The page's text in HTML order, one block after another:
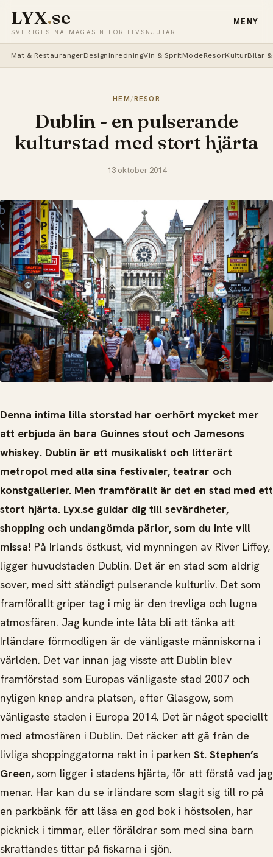
LYX.se
SVERIGES NÄTMAGASIN FÖR LIVSNJUTARE
MENY
Mat & RestaurangerDesignInredningVin & SpritModeResorKulturBilar
HEM/RESOR
Dublin - en pulserande
kulturstad med stort hjärta
13 oktober 2014
Denna intima lilla storstad har oerhört mycket mer
att erbjuda än bara Guinnes stout och Jamesons
whiskey. Dublin är ett musikaliskt och litterärt
metropol med alla sina festivaler, teatrar och
konstgallerier. Men framförallt är det en stad med ett
stort hjärta. Lyx.se guidar dig till sevärdheter,
shopping och undangömda pärlor, som du inte vill
missa! På Irlands östkust, vid mynningen av River Liffey,
ligger huvudstaden Dublin. Det är en stad som aldrig
sover, med sitt ständigt pulserande kulturliv. Det som
framförallt griper tag i mig är den trevliga och lugna
atmosfären. Jag kunde inte låta bli att tänka att
Irländare förmodligen är de vänligaste människorna i
världen. Det var innan jag visste att Dublin blev
framförstad som Europas vänligaste stad 2007 och
nyligen knep andra platsen, efter Glasgow, som
vänligaste staden i Europa 2014. Det är något speciellt
med atmosfären i Dublin. Det räcker att gå från de
livliga shoppinggatorna rakt in i parken St. Stephen’s
Green, som ligger i stadens hjärta, för att förstå vad jag
menar. Har kan du se irländare som slagit sig till ro på
en parkbänk för att läsa en god bok i höstsolen, har
picknick i timmar, eller föräldrar som med sina barn
skrattandes tittar på fiskarna i sjön.